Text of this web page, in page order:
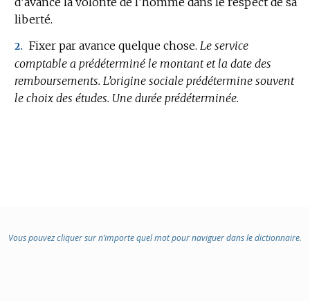
DOMAINE
liberté.
2. Fixer par avance quelque chose. Le service
comptable a prédéterminé le montant et la date des
remboursements. L’origine sociale prédétermine souvent
le choix des études. Une durée prédéterminée.
Vous pouvez cliquer sur n’importe quel mot pour naviguer dans le dictionnaire.